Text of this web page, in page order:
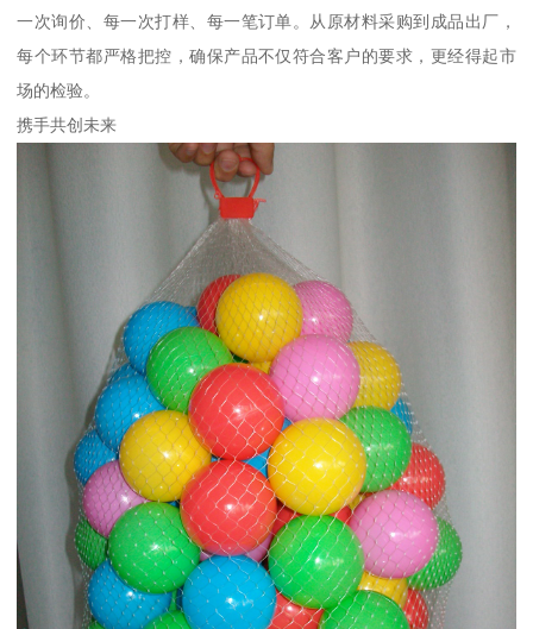
一次询价、每一次打样、每一笔订单。从原材料采购到成品出厂，
每个环节都严格把控，确保产品不仅符合客户的要求，更经得起市
场的检验。
携手共创未来